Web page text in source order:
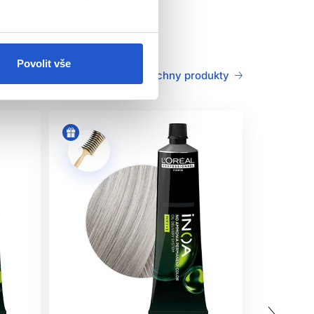
Povolit vše
Tento výrobek není určen pro osoby
produktu
. Naneste malé množství barvy
objeví podráždění, svědění, zarudnutí
Všechny produkty